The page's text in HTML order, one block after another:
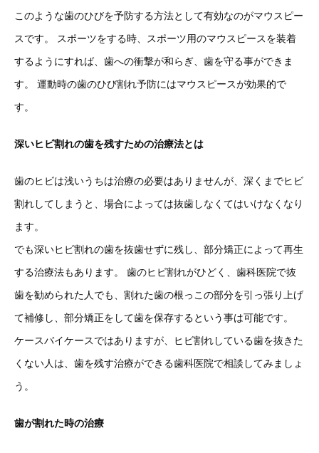
このような歯のひびを予防する方法として有効なのがマウスピー
スです。 スポーツをする時、スポーツ用のマウスピースを装着
するようにすれば、歯への衝撃が和らぎ、歯を守る事ができま
す。 運動時の歯のひび割れ予防にはマウスピースが効果的で
す。
深いヒビ割れの歯を残すための治療法とは
歯のヒビは浅いうちは治療の必要はありませんが、深くまでヒビ
割れしてしまうと、場合によっては抜歯しなくてはいけなくなり
ます。
でも深いヒビ割れの歯を抜歯せずに残し、部分矯正によって再生
する治療法もあります。 歯のヒビ割れがひどく、歯科医院で抜
歯を勧められた人でも、割れた歯の根っこの部分を引っ張り上げ
て補修し、部分矯正をして歯を保存するという事は可能です。
ケースバイケースではありますが、ヒビ割れしている歯を抜きた
くない人は、歯を残す治療ができる歯科医院で相談してみましょ
う。
歯が割れた時の治療